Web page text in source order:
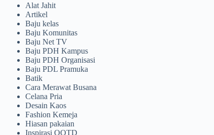
Alat Jahit
Artikel
Baju kelas
Baju Komunitas
Baju Net TV
Baju PDH Kampus
Baju PDH Organisasi
Baju PDL Pramuka
Batik
Cara Merawat Busana
Celana Pria
Desain Kaos
Fashion Kemeja
Hiasan pakaian
Inspirasi OOTD